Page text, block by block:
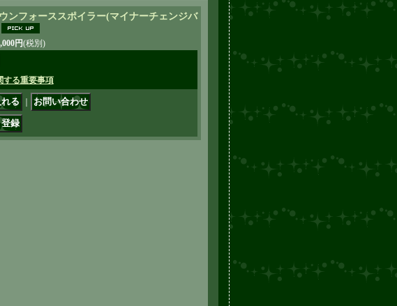
ンフォーススポイラー(マイナーチェンジバ
円(税別)
する重要事項